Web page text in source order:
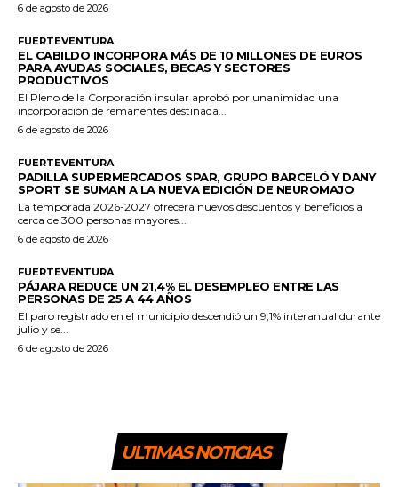
6 de agosto de 2026
FUERTEVENTURA
EL CABILDO INCORPORA MÁS DE 10 MILLONES DE EUROS
PARA AYUDAS SOCIALES, BECAS Y SECTORES
PRODUCTIVOS
El Pleno de la Corporación insular aprobó por unanimidad una
incorporación de remanentes destinada...
6 de agosto de 2026
FUERTEVENTURA
PADILLA SUPERMERCADOS SPAR, GRUPO BARCELÓ Y DANY
SPORT SE SUMAN A LA NUEVA EDICIÓN DE NEUROMAJO
La temporada 2026-2027 ofrecerá nuevos descuentos y beneficios a
cerca de 300 personas mayores...
6 de agosto de 2026
FUERTEVENTURA
PÁJARA REDUCE UN 21,4% EL DESEMPLEO ENTRE LAS
PERSONAS DE 25 A 44 AÑOS
El paro registrado en el municipio descendió un 9,1% interanual durante
julio y se...
6 de agosto de 2026
ULTIMAS NOTICIAS